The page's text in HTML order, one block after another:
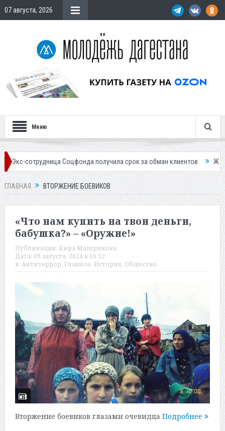
07 августа, 2026
Меню
Соцфонда получила срок за обман клиентов Жителей
ГЛАВНАЯ ВТОРЖЕНИЕ БОЕВИКОВ
«Что нам купить на твои деньги,
бабушка?» – «Оружие!»
Публикация: Кира Машрикова
Дата: 09 августа, 2024 в 16:32
в: Антитеррор, Главное, История, Общество
Вторжение боевиков глазами очевидца Подробнее